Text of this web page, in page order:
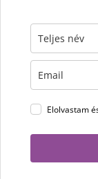
Elolvastam